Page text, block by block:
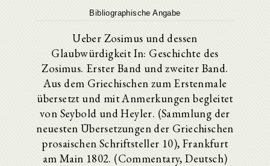
Bibliographische Angabe
Ueber Zosimus und dessen
Glaubwürdigkeit In: Geschichte des
Zosimus. Erster Band und zweiter Band.
Aus dem Griechischen zum Erstenmale
übersetzt und mit Anmerkungen begleitet
von Seybold und Heyler. (Sammlung der
neuesten Übersetzungen der Griechischen
prosaischen Schriftsteller 10), Frankfurt
am Main 1802. (Commentary, Deutsch)